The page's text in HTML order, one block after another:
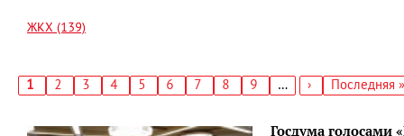
ЖКХ (139)
Текущая
1 Страница
2 Страница
3 Страница
4 Страница
5 Страница
6 Страница
7 Страница
8 Страница
9 …
Следующая
›
Последняя
Последняя »
Госдума голосами